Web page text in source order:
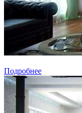
Подробнее